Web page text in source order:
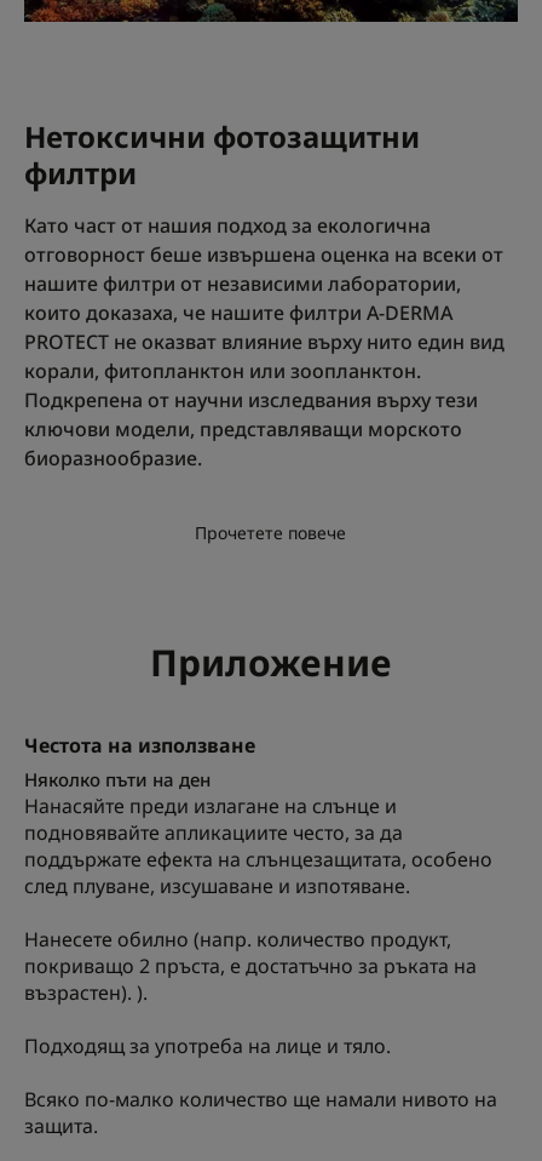
Нетоксични фотозащитни
филтри
Като част от нашия подход за екологична
отговорност беше извършена оценка на всеки от
нашите филтри от независими лаборатории,
които доказаха, че нашите филтри A-DERMA
PROTECT не оказват влияние върху нито един вид
корали, фитопланктон или зоопланктон.
Подкрепена от научни изследвания върху тези
ключови модели, представляващи морското
биоразнообразие.
Прочетете повече
Приложение
Честота на използване
Няколко пъти на ден
Нанасяйте преди излагане на слънце и
подновявайте апликациите често, за да
поддържате ефекта на слънцезащитата, особено
след плуване, изсушаване и изпотяване.
Нанесете обилно (напр. количество продукт,
покриващо 2 пръста, e достатъчно за ръката на
възрастен). ).
Подходящ за употреба на лице и тяло.
Всяко по-малко количество ще намали нивото на
защита.